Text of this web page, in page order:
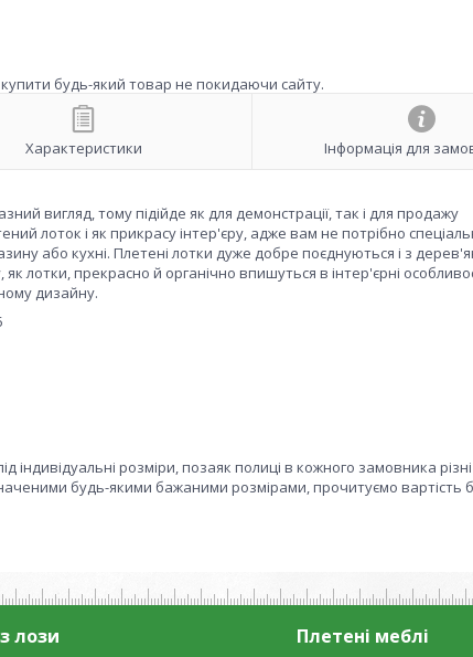
будь-який товар не покидаючи сайту.
Характеристики Інформація для
вигляд, тому підійде як для демонстрації, так і для продажу
лоток і як прикрасу інтер'єру, адже вам не потрібно
або кухні. Плетені лотки дуже добре поєднуються і з
лотки, прекрасно й органічно впишуться в інтер'єрні
дизайну.
індивідуальні розміри, позаяк полиці в кожного замовника
будь-якими бажаними розмірами, прочитуємо вартість
лози Плетені меблі